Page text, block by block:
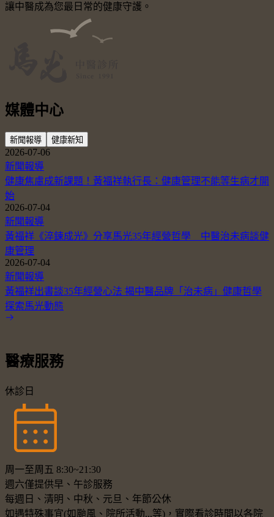
讓中醫成為您最日常的健康守護。
媒體中心
新聞報導 健康新知
2026-07-06
新聞報導
健康焦慮成新課題！黃福祥執行長：健康管理不能等生病才開
始
2026-07-04
新聞報導
黃福祥《淬鍊成光》分享馬光35年經營哲學 中醫治未病談健
康管理
2026-07-04
新聞報導
黃福祥出書談35年經營心法 揭中醫品牌「治未病」健康哲學
探索馬光動態
醫療服務
休診日
周一至周五 8:30~21:30
週六僅提供早、午診服務
每週日、清明、中秋、元旦、年節公休
如遇特殊事宜(如颱風、院所活動...等)，實際看診時間以各院